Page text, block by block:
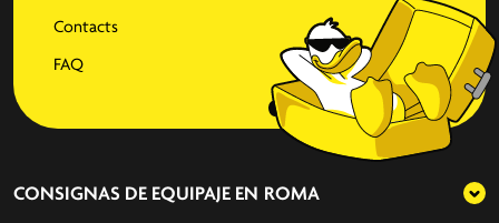
Contacts
FAQ
CONSIGNAS DE EQUIPAJE EN ROMA